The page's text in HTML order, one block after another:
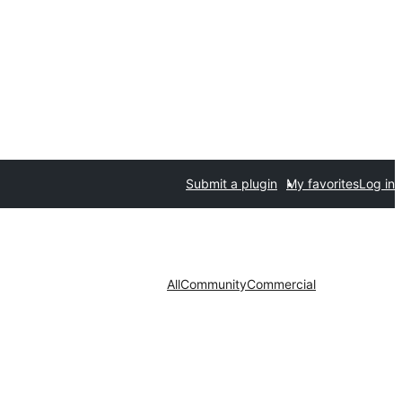
Submit a plugin My favoritesLog in
AllCommunityCommercial